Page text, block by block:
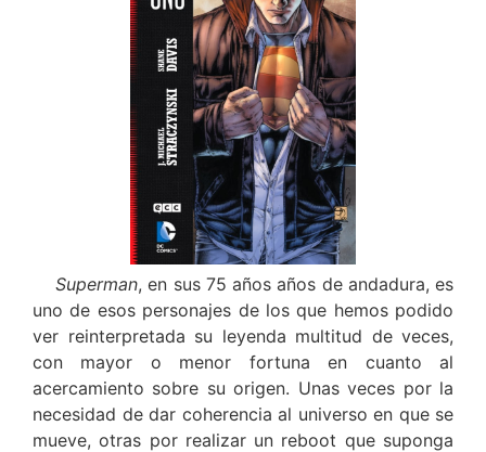
Superman, en sus 75 años años de andadura, es
uno de esos personajes de los que hemos podido
ver reinterpretada su leyenda multitud de veces,
con mayor o menor fortuna en cuanto al
acercamiento sobre su origen. Unas veces por la
necesidad de dar coherencia al universo en que se
mueve, otras por realizar un reboot que suponga